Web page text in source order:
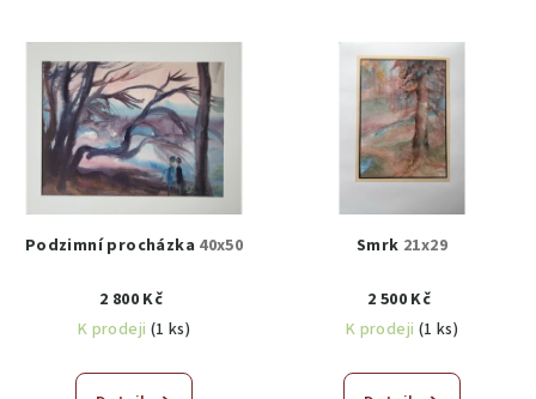
Podzimní procházka 40x50
2 800 Kč
K prodeji (1 ks)
Smrk 21x29
2 500 Kč
K prodeji (1 ks)